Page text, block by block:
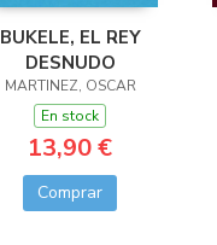
BUKELE, EL REY
DESNUDO
MARTINEZ, OSCAR
En stock
13,90 €
Comprar